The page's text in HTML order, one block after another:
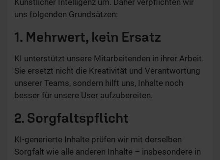
Künstlicher Intelligenz um. Daher verpflichten wir
uns folgenden Grundsätzen:
1. Mehrwert, kein Ersatz
KI unterstützt unsere Mitarbeitenden in ihrer Arbeit.
Sie ersetzt nicht die Kreativität und Verantwortung
unserer Teams, sondern hilft uns, Inhalte noch
besser für unsere User aufzubereiten.
2. Sorgfaltspflicht
KI-generierte Inhalte prüfen wir mit derselben
Sorgfalt wie alle anderen Inhalte – insbesondere in